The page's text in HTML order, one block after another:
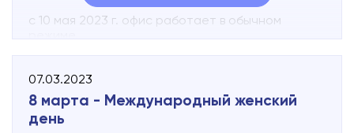
с 10 мая 2023 г. офис работает в обычном
2) 502-502
1 мая 2023 г. - 9.00- 00.00
2-5 мая 2023 г.: 8.00- 00.00
6 мая 2023 г. : 9.00- 23.00
07.03.2023
8 марта - Международный женский
день